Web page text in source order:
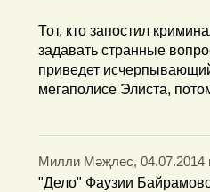
Тот, кто запостил
задавать странные
приведет
мегаполисе Элиста,
Милли Мәҗлес, 04.07.2014
"Дело" Фаузии